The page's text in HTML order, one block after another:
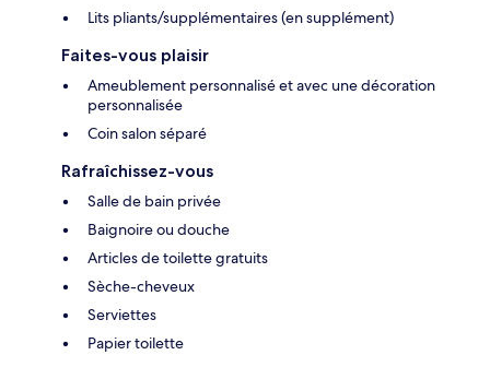
Lits pliants/supplémentaires (en supplément)
Faites-vous plaisir
Ameublement personnalisé et avec une décoration
personnalisée
Coin salon séparé
Rafraîchissez-vous
Salle de bain privée
Baignoire ou douche
Articles de toilette gratuits
Sèche-cheveux
Serviettes
Papier toilette